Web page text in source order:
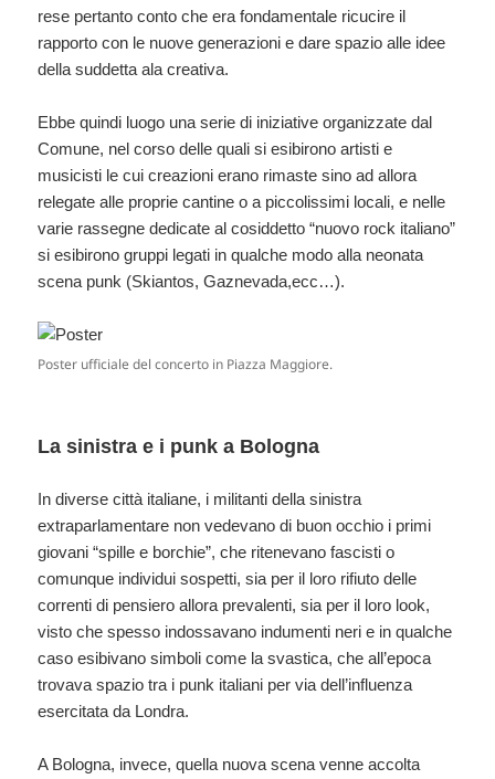
rese pertanto conto che era fondamentale ricucire il
rapporto con le nuove generazioni e dare spazio alle idee
della suddetta ala creativa.
Ebbe quindi luogo una serie di iniziative organizzate dal
Comune, nel corso delle quali si esibirono artisti e
musicisti le cui creazioni erano rimaste sino ad allora
relegate alle proprie cantine o a piccolissimi locali, e nelle
varie rassegne dedicate al cosiddetto “nuovo rock italiano”
si esibirono gruppi legati in qualche modo alla neonata
scena punk (Skiantos, Gaznevada,ecc…).
Poster ufficiale del concerto in Piazza Maggiore.
La sinistra e i punk a Bologna
In diverse città italiane, i militanti della sinistra
extraparlamentare non vedevano di buon occhio i primi
giovani “spille e borchie”, che ritenevano fascisti o
comunque individui sospetti, sia per il loro rifiuto delle
correnti di pensiero allora prevalenti, sia per il loro look,
visto che spesso indossavano indumenti neri e in qualche
caso esibivano simboli come la svastica, che all’epoca
trovava spazio tra i punk italiani per via dell’influenza
esercitata da Londra.
A Bologna, invece, quella nuova scena venne accolta